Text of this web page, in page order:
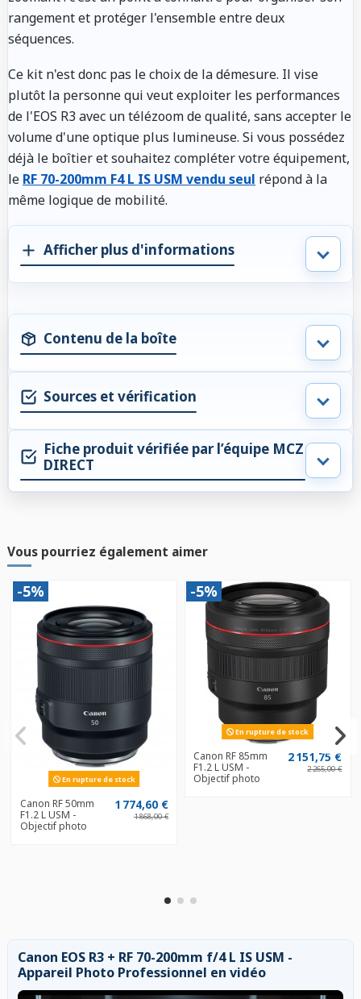
rangement et protéger l'ensemble entre deux
séquences.
Ce kit n'est donc pas le choix de la démesure. Il vise
plutôt la personne qui veut exploiter les performances
de l'EOS R3 avec un télézoom de qualité, sans accepter le
volume d'une optique plus lumineuse. Si vous possédez
déjà le boîtier et souhaitez compléter votre équipement,
le RF 70-200mm F4 L IS USM vendu seul répond à la
même logique de mobilité.
Afficher plus d'informations
Contenu de la boîte
Sources et vérification
Fiche produit vérifiée par l’équipe MCZ
DIRECT
Vous pourriez également aimer
-5%
En rupture de stock
Canon RF 50mm
F1.2 L USM -
Objectif photo
1 774,60 €
1 868,00 €
-5%
En rupture de stock
Canon RF 85mm
F1.2 L USM -
Objectif photo
2 151,75 €
2 265,00 €
Canon EOS R3 + RF 70-200mm f/4 L IS USM -
Appareil Photo Professionnel en vidéo